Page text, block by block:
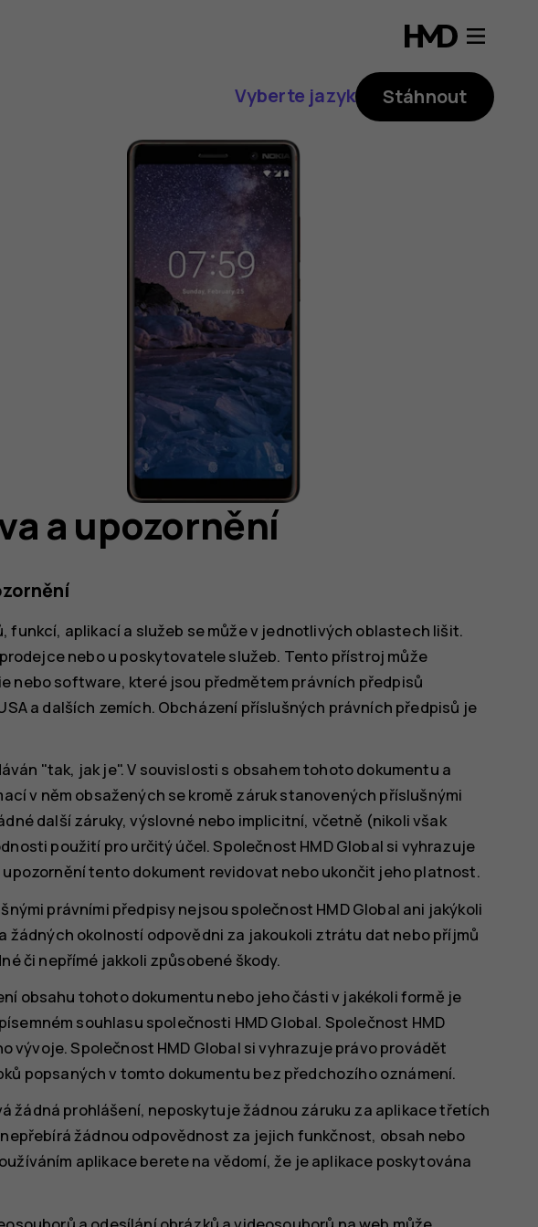
Vyberte jazyk Stáhnout
a upozornění
funkcí, aplikací a služeb se může v jednotlivých oblastech lišit.
nebo u poskytovatele služeb. Tento přístroj může
nebo software, které jsou předmětem právních předpisů
a dalších zemích. Obcházení příslušných právních předpisů je
"tak, jak je". V souvislosti s obsahem tohoto dokumentu a
v něm obsažených se kromě záruk stanovených příslušnými
další záruky, výslovné nebo implicitní, včetně (nikoli však
použití pro určitý účel. Společnost HMD Global si vyhrazuje
tento dokument revidovat nebo ukončit jeho platnost.
právními předpisy nejsou společnost HMD Global ani jakýkoli
okolností odpovědni za jakoukoli ztrátu dat nebo příjmů
či nepřímé jakkoli způsobené škody.
obsahu tohoto dokumentu nebo jeho části v jakékoli formě je
souhlasu společnosti HMD Global. Společnost HMD
vývoje. Společnost HMD Global si vyhrazuje právo provádět
popsaných v tomto dokumentu bez předchozího oznámení.
žádná prohlášení, neposkytuje žádnou záruku za aplikace třetích
žádnou odpovědnost za jejich funkčnost, obsah nebo
aplikace berete na vědomí, že je aplikace poskytována